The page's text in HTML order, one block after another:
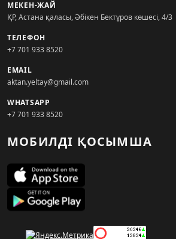
МЕКЕН-ЖАЙ
ҚР, Астана қаласы, Әбікен Бектұров көшесі, 4/3
ТЕЛЕФОН
+7 701 933 8520
EMAIL
aktan.yeltay@gmail.com
WHATSAPP
+7 701 933 8520
МОБИЛДІ ҚОСЫМША